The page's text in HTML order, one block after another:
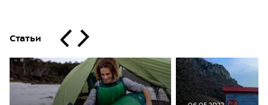
Статьи